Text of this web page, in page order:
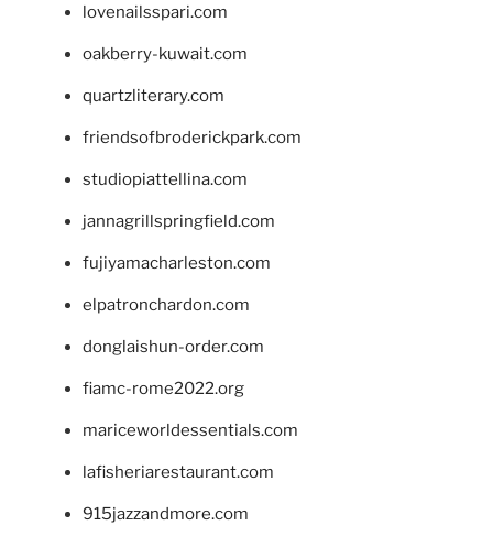
lovenailsspari.com
oakberry-kuwait.com
quartzliterary.com
friendsofbroderickpark.com
studiopiattellina.com
jannagrillspringfield.com
fujiyamacharleston.com
elpatronchardon.com
donglaishun-order.com
fiamc-rome2022.org
mariceworldessentials.com
lafisheriarestaurant.com
915jazzandmore.com